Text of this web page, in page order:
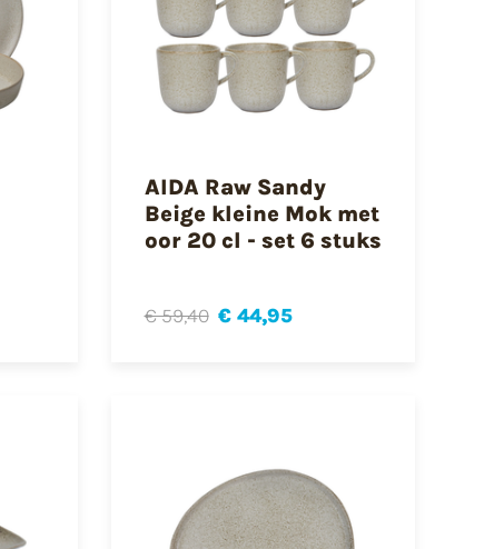
AIDA Raw Sandy
Beige kleine Mok met
oor 20 cl - set 6 stuks
€ 59,40 € 44,95